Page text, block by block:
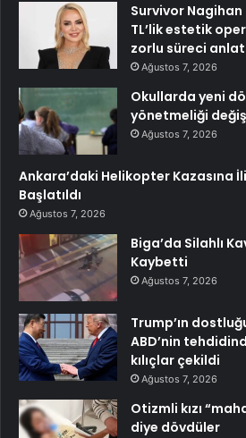
Survivor Nagihan
TL’lik estetik
zorlu süreci
Ağustos 7, 2026
Okullarda yeni
yönetmeliği
Ağustos 7, 2026
Ankara’daki Helikopter Kazasına
Başlatıldı
Ağustos 7, 2026
Biga’da Silahlı
Kaybetti
Ağustos 7, 2026
Trump’ın
ABD’nin
kılıçlar çekildi
Ağustos 7, 2026
Otizmli kızı
diye dövdüler